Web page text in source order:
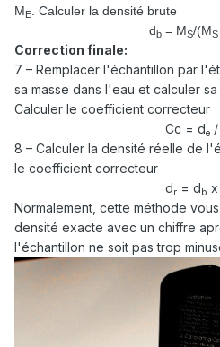
ME. Calculer la densité brute
db= MS/(MS
Correction finale:
7 – Remplacer l'échantillon par
sa masse dans l'eau et calculer
Calculer le coefficient correcteur
Cc = de/
8 – Calculer la densité réelle de
le coefficient correcteur
dr= db x
Normalement, cette méthode
densité exacte avec un chiffre
l'échantillon ne soit pas trop